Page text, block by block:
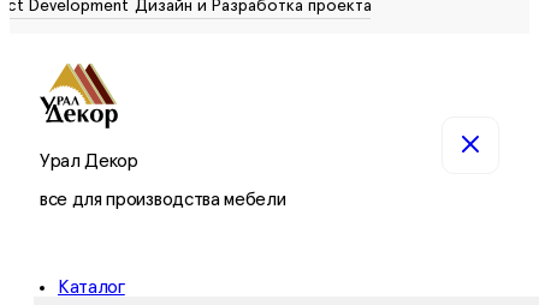
Урал Декор
все для производства мебели
Каталог